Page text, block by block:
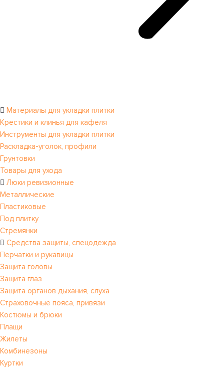
Материалы для укладки плитки
Крестики и клинья для кафеля
Инструменты для укладки плитки
Раскладка-уголок, профили
Грунтовки
Товары для ухода
Люки ревизионные
Металлические
Пластиковые
Под плитку
Стремянки
Средства защиты, спецодежда
Перчатки и рукавицы
Защита головы
Защита глаз
Защита органов дыхания, слуха
Страховочные пояса, привязи
Костюмы и брюки
Плащи
Жилеты
Комбинезоны
Куртки